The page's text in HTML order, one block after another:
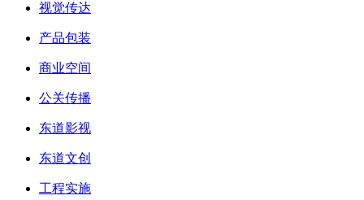
视觉传达
产品包装
商业空间
公关传播
东道影视
东道文创
工程实施